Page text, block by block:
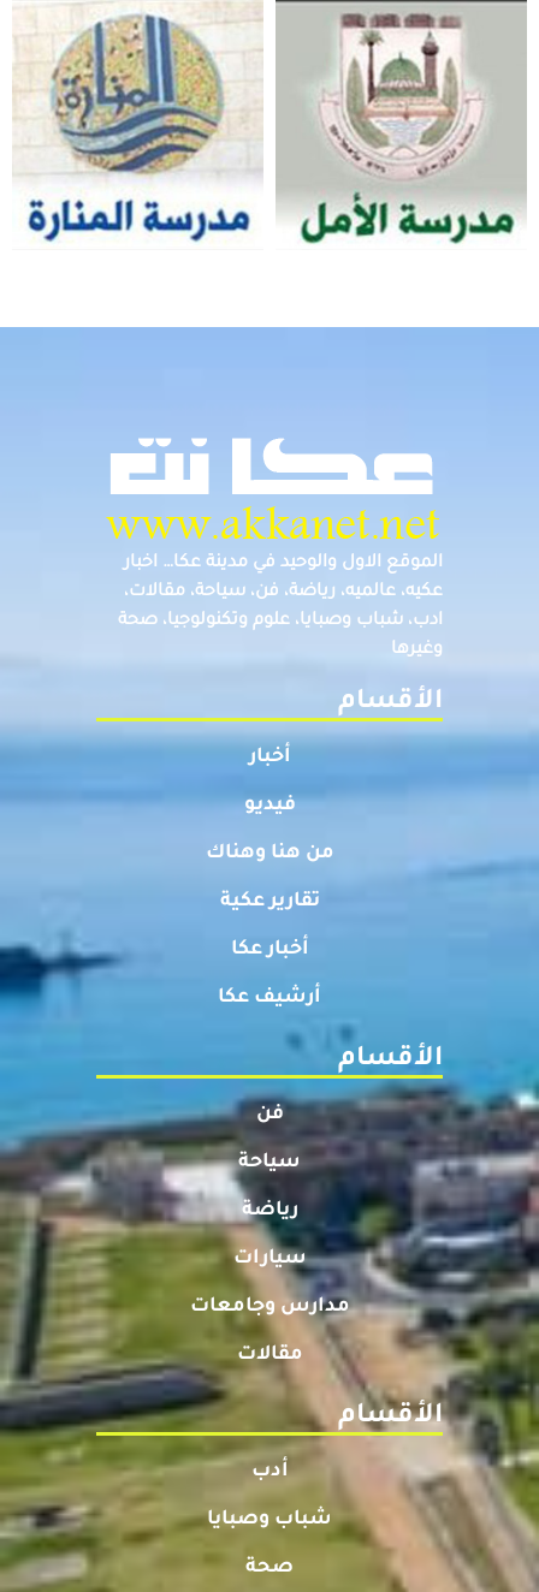
الموقع الاول والوحيد في مدينة عكا… اخبار
عكيه، عالميه، رياضة، فن، سياحة، مقالات،
ادب، شباب وصبايا، علوم وتكنولوجيا، صحة
وغيرها
الأقسام
أخبار
فيديو
من هنا وهناك
تقارير عكية
أخبار عكا
أرشيف عكا
الأقسام
فن
سياحة
رياضة
سيارات
مدارس وجامعات
مقالات
الأقسام
أدب
شباب وصبايا
صحة